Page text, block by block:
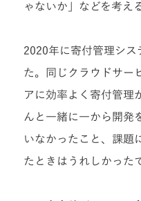
ゃないか」などを考え
2020年に寄付管理シス
た。同じクラウドサー
アに効率よく寄付管理
んと一緒に一から開発
いなかったこと、課題
たときはうれしかった